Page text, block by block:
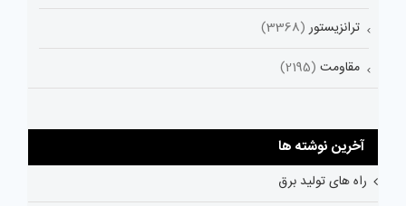
ترانزیستور (3368)
مقاومت (2195)
آخرین نوشته ها
راه های تولید برق